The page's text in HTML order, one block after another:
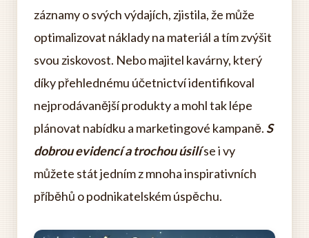
záznamy o svých výdajích, zjistila, že může
optimalizovat náklady na materiál a tím zvýšit
svou ziskovost. Nebo majitel kavárny, který
díky přehlednému účetnictví identifikoval
nejprodávanější produkty a mohl tak lépe
plánovat nabídku a marketingové kampaně. S
dobrou evidencí a trochou úsilíse i vy
můžete stát jedním z mnoha inspirativních
příběhů o podnikatelském úspěchu.